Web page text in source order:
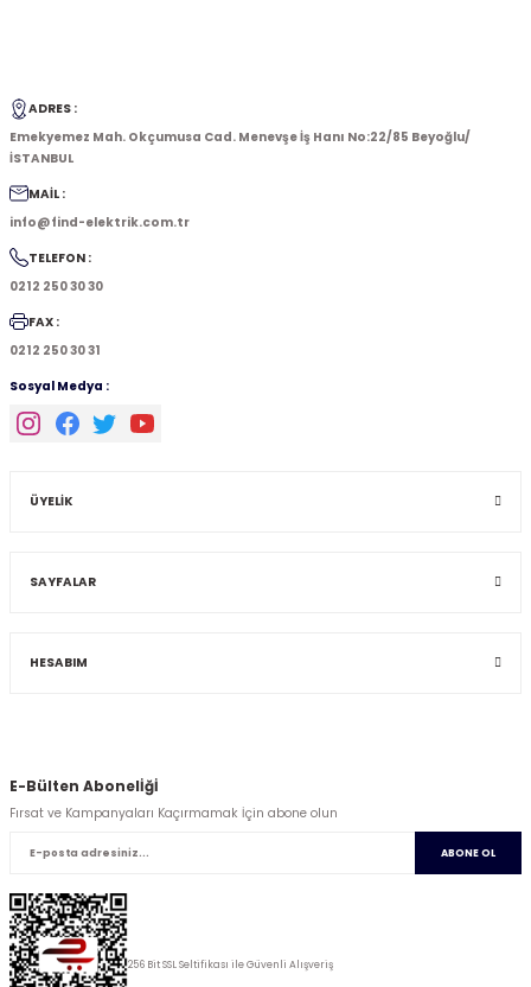
ADRES :
Emekyemez Mah. Okçumusa Cad. Menevşe İş Hanı No:22/85 Beyoğlu/
İSTANBUL
MAİL :
info@find-elektrik.com.tr
TELEFON :
0212 250 30 30
FAX :
0212 250 30 31
Sosyal Medya :
ÜYELİK
SAYFALAR
HESABIM
E-Bülten Abonelİğİ
Fırsat ve Kampanyaları Kaçırmamak İçin abone olun
ABONE OL
256 Bit SSL Seltifikası ile Güvenli Alışveriş